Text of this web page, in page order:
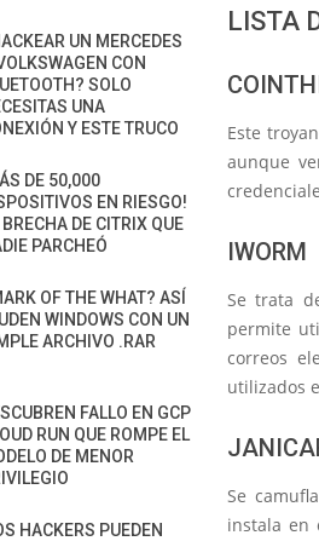
LISTA
Este
aunque
IWORM
Se trata
permite
correos
utilizados
Se
instala en
UN MERCEDES
CON
SOLO
UNA
Y ESTE TRUCO
DE 50,000
EN RIESGO!
BRECHA DE CITRIX QUE
PARCHEÓ
OF THE WHAT? ASÍ
WINDOWS CON UN
ARCHIVO .RAR
FALLO EN GCP
RUN QUE ROMPE EL
DE MENOR
HACKERS PUEDEN